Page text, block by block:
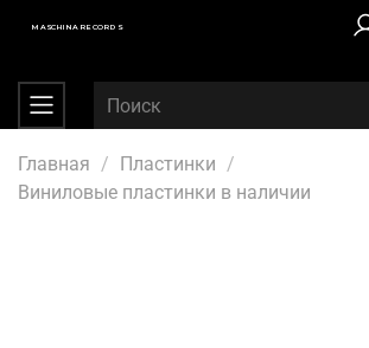
MASCHINA RECORDS
Главная
Пластинки
Виниловые пластинки в наличии